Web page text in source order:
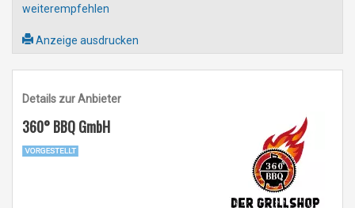
weiterempfehlen
Anzeige ausdrucken
Details zur Anbieter
360° BBQ GmbH